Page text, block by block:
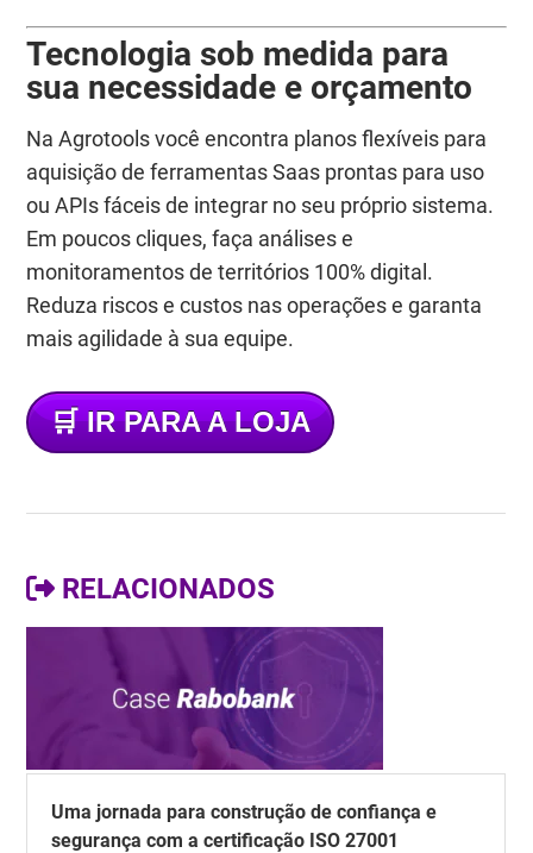
Tecnologia sob medida para
sua necessidade e orçamento
Na Agrotools você encontra planos flexíveis para
aquisição de ferramentas Saas prontas para uso
ou APIs fáceis de integrar no seu próprio sistema.
Em poucos cliques, faça análises e
monitoramentos de territórios 100% digital.
Reduza riscos e custos nas operações e garanta
mais agilidade à sua equipe.
🛒IR PARA A LOJA
RELACIONADOS
Uma jornada para construção de confiança e
segurança com a certificação ISO 27001